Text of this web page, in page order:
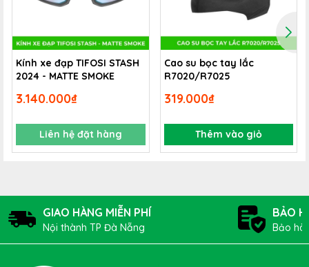
mang lại cảm giác lái cực kỳ mượt mà cũng như hiệu suất
Kính xe đạp TIFOSI STASH
2024 - MATTE SMOKE
3.140.000₫
Liên hệ đặt hàng
Cao su bọc tay lắc
R7020/R7025
319.000₫
Thêm vào giỏ
GIAO HÀNG MIỄN PHÍ
Nội thành TP Đà Nẵng
BẢO
Bảo